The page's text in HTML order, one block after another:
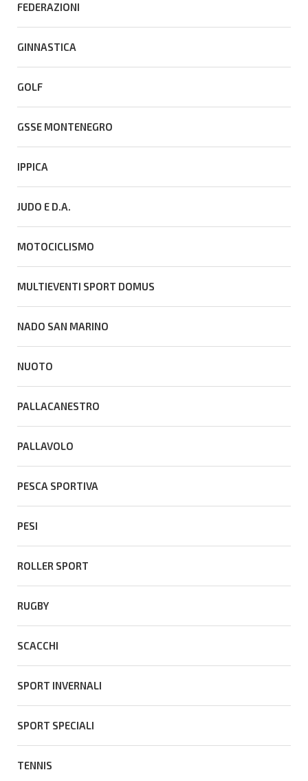
FEDERAZIONI
GINNASTICA
GOLF
GSSE MONTENEGRO
IPPICA
JUDO E D.A.
MOTOCICLISMO
MULTIEVENTI SPORT DOMUS
NADO SAN MARINO
NUOTO
PALLACANESTRO
PALLAVOLO
PESCA SPORTIVA
PESI
ROLLER SPORT
RUGBY
SCACCHI
SPORT INVERNALI
SPORT SPECIALI
TENNIS